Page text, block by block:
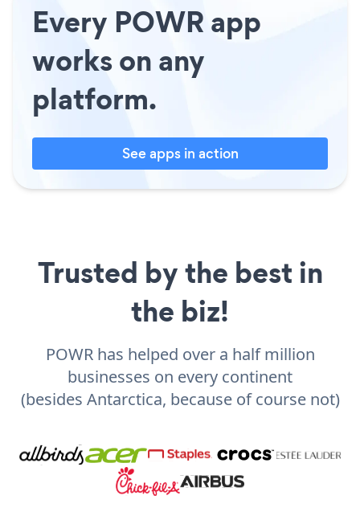
Every POWR app
works on any
platform.
See apps in action
Trusted by the best in
the biz!
POWR has helped over a half million
businesses on every continent
(besides Antarctica, because of course not)